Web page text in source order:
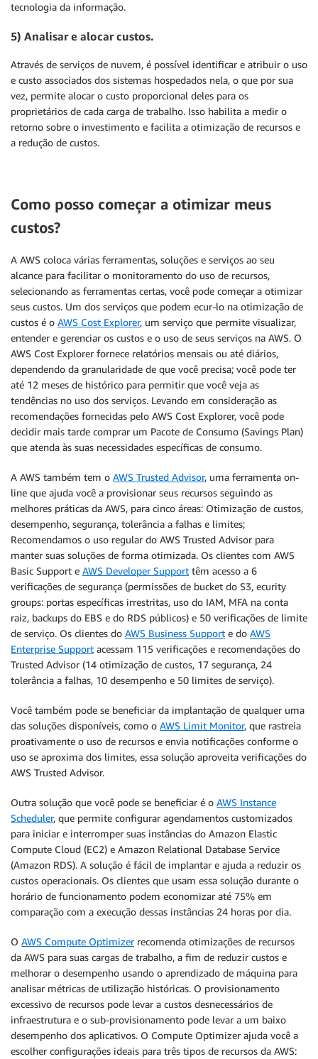
tecnologia da informação.
5) Analisar e alocar custos.
Através de serviços de nuvem, é possível identificar e atribuir o uso
e custo associados dos sistemas hospedados nela, o que por sua
vez, permite alocar o custo proporcional deles para os
proprietários de cada carga de trabalho. Isso habilita a medir o
retorno sobre o investimento e facilita a otimização de recursos e
a redução de custos.
Como posso começar a otimizar meus
custos?
A AWS coloca várias ferramentas, soluções e serviços ao seu
alcance para facilitar o monitoramento do uso de recursos,
selecionando as ferramentas certas, você pode começar a otimizar
seus custos. Um dos serviços que podem ecur-lo na otimização de
custos é o AWS Cost Explorer, um serviço que permite visualizar,
entender e gerenciar os custos e o uso de seus serviços na AWS. O
AWS Cost Explorer fornece relatórios mensais ou até diários,
dependendo da granularidade de que você precisa; você pode ter
até 12 meses de histórico para permitir que você veja as
tendências no uso dos serviços. Levando em consideração as
recomendações fornecidas pelo AWS Cost Explorer, você pode
decidir mais tarde comprar um Pacote de Consumo (Savings Plan)
que atenda às suas necessidades específicas de consumo.
A AWS também tem o AWS Trusted Advisor, uma ferramenta on-
line que ajuda você a provisionar seus recursos seguindo as
melhores práticas da AWS, para cinco áreas: Otimização de custos,
desempenho, segurança, tolerância a falhas e limites;
Recomendamos o uso regular do AWS Trusted Advisor para
manter suas soluções de forma otimizada. Os clientes com AWS
Basic Support e AWS Developer Support têm acesso a 6
verificações de segurança (permissões de bucket do S3, ecurity
groups: portas específicas irrestritas, uso do IAM, MFA na conta
raiz, backups do EBS e do RDS públicos) e 50 verificações de limite
de serviço. Os clientes do AWS Business Support e do AWS
Enterprise Support acessam 115 verificações e recomendações do
Trusted Advisor (14 otimização de custos, 17 segurança, 24
tolerância a falhas, 10 desempenho e 50 limites de serviço).
Você também pode se beneficiar da implantação de qualquer uma
das soluções disponíveis, como o AWS Limit Monitor, que rastreia
proativamente o uso de recursos e envia notificações conforme o
uso se aproxima dos limites, essa solução aproveita verificações do
AWS Trusted Advisor.
Outra solução que você pode se beneficiar é o AWS Instance
Scheduler, que permite configurar agendamentos customizados
para iniciar e interromper suas instâncias do Amazon Elastic
Compute Cloud (EC2) e Amazon Relational Database Service
(Amazon RDS). A solução é fácil de implantar e ajuda a reduzir os
custos operacionais. Os clientes que usam essa solução durante o
horário de funcionamento podem economizar até 75% em
comparação com a execução dessas instâncias 24 horas por dia.
O AWS Compute Optimizerrecomenda otimizações de recursos
da AWS para suas cargas de trabalho, a fim de reduzir custos e
melhorar o desempenho usando o aprendizado de máquina para
analisar métricas de utilização históricas. O provisionamento
excessivo de recursos pode levar a custos desnecessários de
infraestrutura e o sub-provisionamento pode levar a um baixo
desempenho dos aplicativos. O Compute Optimizer ajuda você a
escolher configurações ideais para três tipos de recursos da AWS: